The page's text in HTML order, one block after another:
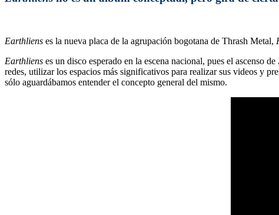
Earthliens es la nueva placa de la agrupación bogotana de Thrash Metal,
Earthliens es un disco esperado en la escena nacional, pues el ascenso de
redes, utilizar los espacios más significativos para realizar sus videos y
sólo aguardábamos entender el concepto general del mismo.